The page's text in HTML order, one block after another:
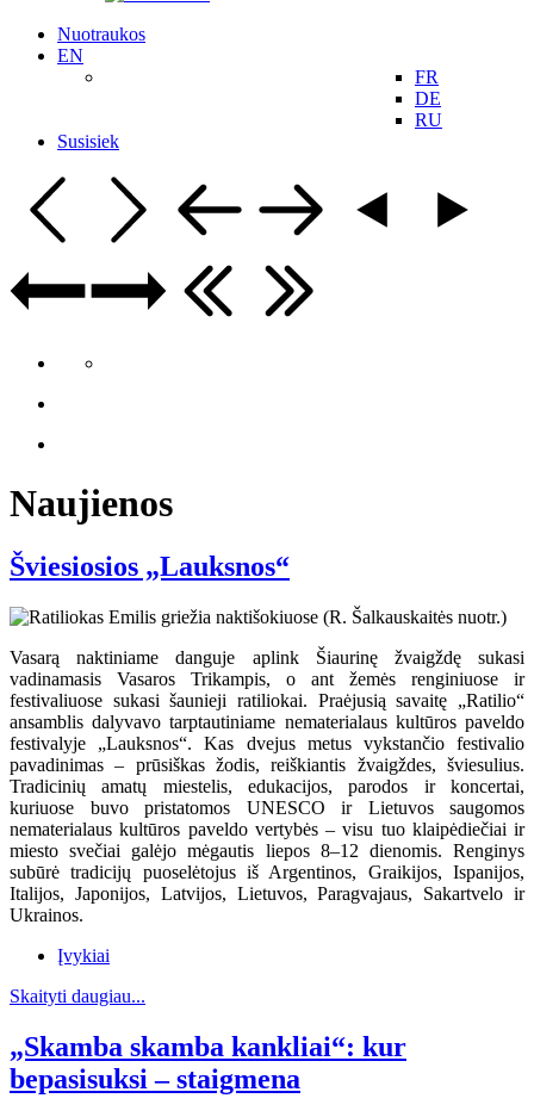
Nuotraukos
EN
FR
DE
RU
Susisiek
Naujienos
Šviesiosios „Lauksnos“
Vasarą naktiniame danguje aplink Šiaurinę žvaigždę sukasi
vadinamasis Vasaros Trikampis, o ant žemės renginiuose ir
festivaliuose sukasi šaunieji ratiliokai. Praėjusią savaitę „Ratilio“
ansamblis dalyvavo tarptautiniame nematerialaus kultūros paveldo
festivalyje „Lauksnos“. Kas dvejus metus vykstančio festivalio
pavadinimas – prūsiškas žodis, reiškiantis žvaigždes, šviesulius.
Tradicinių amatų miestelis, edukacijos, parodos ir koncertai,
kuriuose buvo pristatomos UNESCO ir Lietuvos saugomos
nematerialaus kultūros paveldo vertybės – visu tuo klaipėdiečiai ir
miesto svečiai galėjo mėgautis liepos 8–12 dienomis. Renginys
subūrė tradicijų puoselėtojus iš Argentinos, Graikijos, Ispanijos,
Italijos, Japonijos, Latvijos, Lietuvos, Paragvajaus, Sakartvelo ir
Ukrainos.
Įvykiai
Skaityti daugiau...
„Skamba skamba kankliai“: kur
bepasisuksi – staigmena